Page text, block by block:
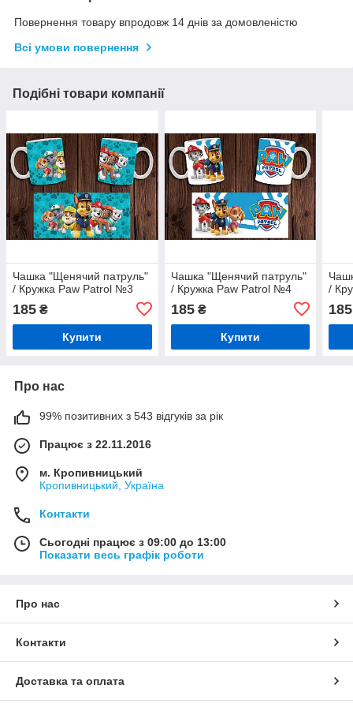
Повернення товару впродовж 14 днів за домовленістю
Всі умови повернення
Подібні товари компанії
Чашка "Щенячий патруль"
/ Кружка Paw Patrol №3
185 ₴
Купити
Чашка "Щенячий патруль"
/ Кружка Paw Patrol №4
185₴
Купити
/
185
Про нас
99% позитивних з 543 відгуків за рік
Працює з 22.11.2016
м. Кропивницький
Кропивницький, Україна
Контакти
Сьогодні працює з 09:00 до 13:00
Показати весь графік роботи
Про нас
Контакти
Доставка та оплата